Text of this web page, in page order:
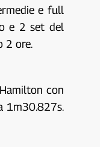
e full
e 2 set del
2 ore.
con
1m30.827s.